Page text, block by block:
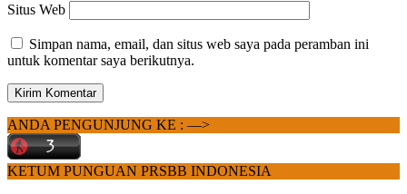
Situs Web
Simpan nama, email, dan situs web saya pada peramban ini
untuk komentar saya berikutnya.
ANDA PENGUNJUNG KE : —>
KETUM PUNGUAN PRSBB INDONESIA